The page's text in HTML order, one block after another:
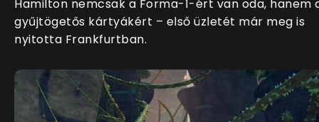
Hamilton nemcsak a Forma-1-ért van oda, hanem
gyűjtögetős kártyákért – első üzletét már meg is
nyitotta Frankfurtban.